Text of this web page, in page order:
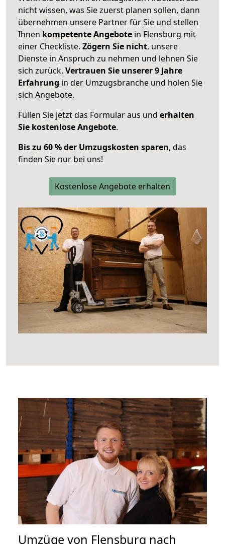
nicht wissen, was Sie zuerst planen sollen, dann
übernehmen unsere Partner für Sie und stellen
Ihnen kompetente Angebote in Flensburg mit
einer Checkliste. Zögern Sie nicht, unsere
Dienste in Anspruch zu nehmen und lehnen Sie
sich zurück. Vertrauen Sie unserer 9 Jahre
Erfahrung in der Umzugsbranche und holen Sie
sich Angebote.
Füllen Sie jetzt das Formular aus und erhalten
Sie kostenlose Angebote.
Bis zu 60 % der Umzugskosten sparen, das
finden Sie nur bei uns!
Kostenlose Angebote erhalten
Umzüge von Flensburg nach